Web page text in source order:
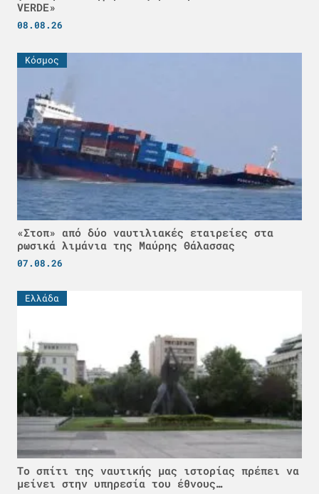
VERDE»
08.08.26
Κόσμος
«Στοπ» από δύο ναυτιλιακές εταιρείες στα
ρωσικά λιμάνια της Μαύρης Θάλασσας
07.08.26
Ελλάδα
Το σπίτι της ναυτικής μας ιστορίας πρέπει να
μείνει στην υπηρεσία του έθνους…